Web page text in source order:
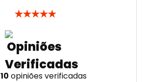
★★★★★
10 opiniões verificadas